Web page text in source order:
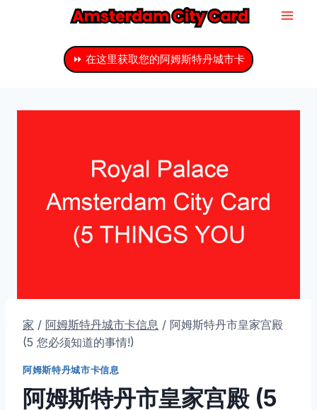
⏩ 在这里获取您的阿姆斯特丹城市卡
家 / 阿姆斯特丹城市卡信息 / 阿姆斯特丹市皇家宫殿
(5 您必须知道的事情!)
阿姆斯特丹城市卡信息
阿姆斯特丹市皇家宫殿 (5